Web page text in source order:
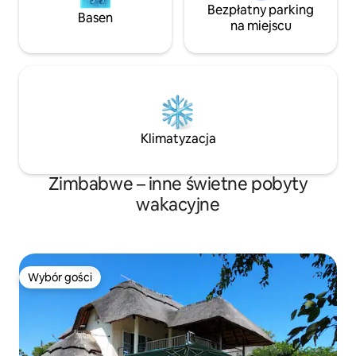
Basen
Bezpłatny parking
na miejscu
Klimatyzacja
Zimbabwe – inne świetne pobyty
wakacyjne
Wybór gości
Wybór gości